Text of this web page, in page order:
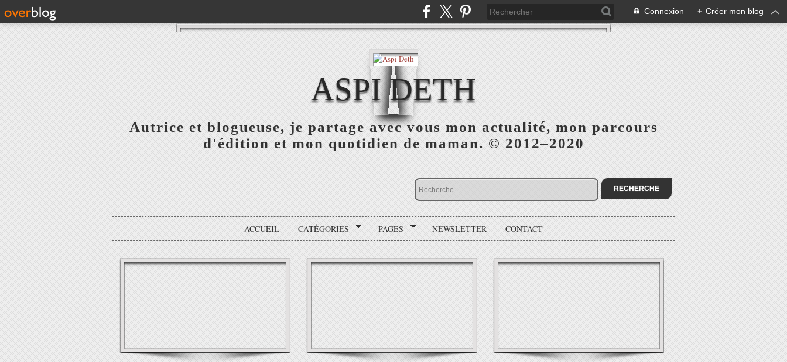
Connexion + Créer mon blog
ASPI DETH
Autrice et blogueuse, je partage avec vous mon actualité, mon parcours
d'édition et mon quotidien de maman. © 2012–2020
ACCUEIL CATÉGORIES PAGES NEWSLETTER CONTACT